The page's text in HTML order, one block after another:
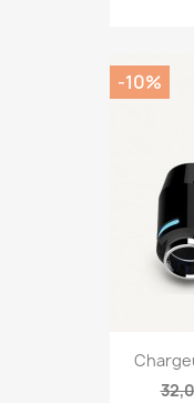
-10%